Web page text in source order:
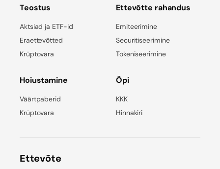
Teostus
Aktsiad ja ETF-id
Eraettevõtted
Krüptovara
Hoiustamine
Väärtpaberid
Krüptovara
Ettevõtte rahandus
Emiteerimine
Securitiseerimine
Tokeniseerimine
Õpi
KKK
Hinnakiri
Ettevõte